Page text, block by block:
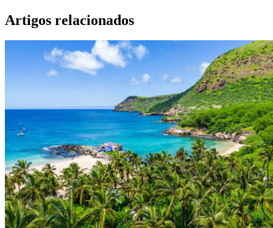
Artigos relacionados